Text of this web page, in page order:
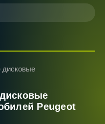
дисковые
Peugeot